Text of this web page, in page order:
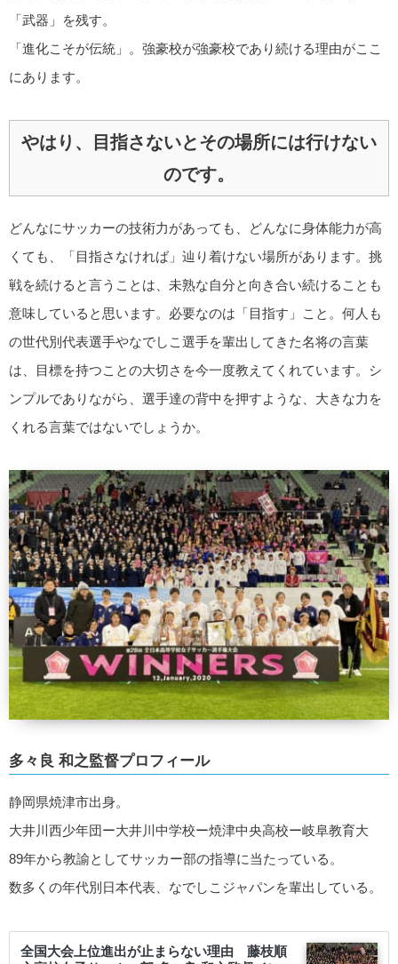
「武器」を残す。
「進化こそが伝統」。強豪校が強豪校であり続ける理由がここ
にあります。
やはり、目指さないとその場所には行けない
のです。
どんなにサッカーの技術力があっても、どんなに身体能力が高
くても、「目指さなければ」辿り着けない場所があります。挑
戦を続けると言うことは、未熟な自分と向き合い続けることも
意味していると思います。必要なのは「目指す」こと。何人も
の世代別代表選手やなでしこ選手を輩出してきた名将の言葉
は、目標を持つことの大切さを今一度教えてくれています。シ
ンプルでありながら、選手達の背中を押すような、大きな力を
くれる言葉ではないでしょうか。
多々良 和之監督プロフィール
静岡県焼津市出身。
大井川西少年団ー大井川中学校ー焼津中央高校ー岐阜教育大
89年から教諭としてサッカー部の指導に当たっている。
数多くの年代別日本代表、なでしこジャパンを輩出している。